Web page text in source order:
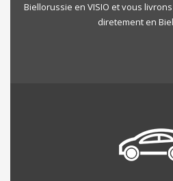
Biellorussie en VISIO et vous
diretement en